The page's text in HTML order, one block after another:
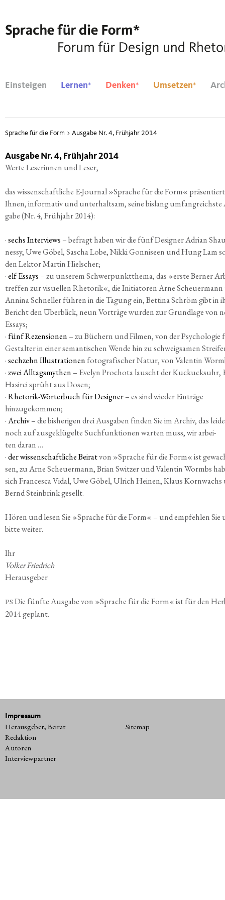
Einsteigen Lernen* Denken* Umsetzen*
Sprache für die Form > Ausgabe Nr. 4, Frühjahr 2014
Ausgabe Nr. 4, Frühjahr 2014
Wer­te Lese­rin­nen und Leser,
das wis­sen­schaft­li­che E-Jour­nal »Spra­che für die Form« prä­sen­tiert
Ihnen, infor­ma­tiv und unter­halt­sam, sei­ne bis­lang
ga­be (Nr. 4, Früh­jahr 2014):
·sechs Inter­views – befragt haben wir die fünf Desi­gner Adri­an
nes­sy, Uwe Göbel, Sascha Lobe, Nik­ki Gon­ni­s­een und Hung Lam
den Lek­tor Mar­tin Hielscher;
·elf Essays – zu unse­rem Schwer­punkt­the­ma, das »ers­te Ber­ner
tref­fen zur visu­el­len Rhe­to­rik«, die Initia­to­ren Arne
Anni­na Schnel­ler füh­ren in die Tagung ein, Bet­ti­na Schröm gibt in
Bericht den Über­blick, neun Vor­trä­ge wur­den zur Grund­la­ge von
Essays;
·fünf Rezen­sio­nen – zu Büchern und Fil­men, von der Psy­cho­lo­gie
Gestal­ter in einer seman­ti­schen Wen­de hin zu schweig­sa­men
·sech­zehn Illus­tra­tio­nen foto­gra­fi­scher Natur, von Valen­tin
·zwei All­tags­my­then – Eve­lyn Pro­cho­ta lauscht der Kuckucks­uhr,
Hasir­ci sprüht aus Dosen;
·Rhe­to­rik-Wör­ter­buch für Desi­gner– es sind wie­der Ein­trä­ge
hinzugekommen;
·Archiv– die bis­he­ri­gen drei Aus­ga­ben fin­den Sie im Archiv, das
noch auf aus­ge­klü­gel­te Such­funk­tio­nen war­ten muss, wir arbei­
ten daran …
·der wis­sen­schaft­li­che Bei­ratvon »Spra­che für die Form« ist
sen, zu Arne Scheu­er­mann, Bri­an Swit­zer und Valen­tin Wormbs
sich Fran­ce­s­ca Vidal, Uwe Göbel, Ulrich Hei­nen, Klaus Korn­wachs
Bernd Stein­brink gesellt.
Hören und lesen Sie »Spra­che für die Form« – und emp­feh­len Sie
bit­te weiter.
Ihr
Vol­ker Friedrich
Herausgeber
PS Die fünf­te Aus­ga­be von »Spra­che für die Form« ist für den
2014 geplant.
Impressum
Herausgeber, Beirat
Redaktion
Autoren
Interviewpartner
Sitemap